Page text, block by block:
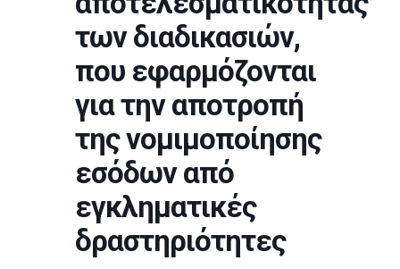
των διαδικασιών,
που εφαρμόζονται
για την αποτροπή
της νομιμοποίησης
εσόδων από
εγκληματικές
δραστηριότητες